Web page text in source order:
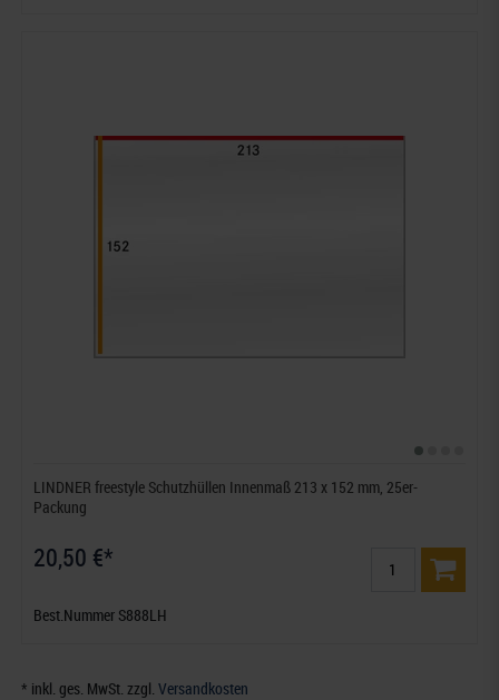
LINDNER freestyle Schutzhüllen Innenmaß 213 x 152 mm, 25er-
Packung
20,50 €*
Best.Nummer S888LH
* inkl. ges. MwSt. zzgl.Versandkosten